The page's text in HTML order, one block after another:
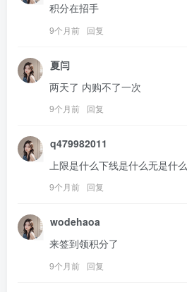
积分在招手
9个月前 回复
夏闫
两天了 内购不了一次
9个月前 回复
q479982011
上限是什么下线是什么无是什么
9个月前 回复
wodehaoa
来签到领积分了
9个月前 回复